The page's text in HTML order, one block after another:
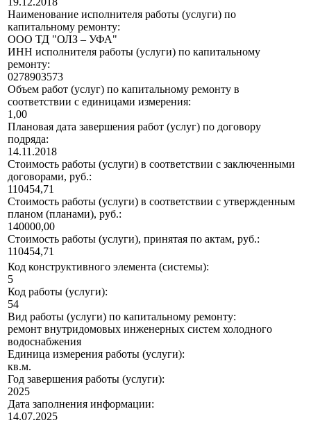
Наименование исполнителя работы (услуги) по
капитальному ремонту:
ООО ТД "ОЛЗ – УФА"
ИНН исполнителя работы (услуги) по капитальному
ремонту:
0278903573
Объем работ (услуг) по капитальному ремонту в
соответствии с единицами измерения:
1,00
Плановая дата завершения работ (услуг) по договору
подряда:
14.11.2018
Стоимость работы (услуги) в соответствии с заключенными
договорами, руб.:
110454,71
Стоимость работы (услуги) в соответствии с утвержденным
планом (планами), руб.:
140000,00
Стоимость работы (услуги), принятая по актам, руб.:
110454,71
Код конструктивного элемента (системы):
5
Код работы (услуги):
54
Вид работы (услуги) по капитальному ремонту:
ремонт внутридомовых инженерных систем холодного
водоснабжения
Единица измерения работы (услуги):
кв.м.
Год завершения работы (услуги):
2025
Дата заполнения информации:
14.07.2025